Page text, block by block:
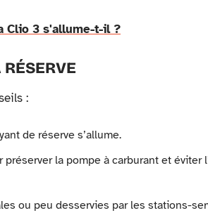
Clio 3 s'allume-t-il ?
:
de réserve s’allume.
la pompe à carburant et éviter
ou peu desservies par les stations-